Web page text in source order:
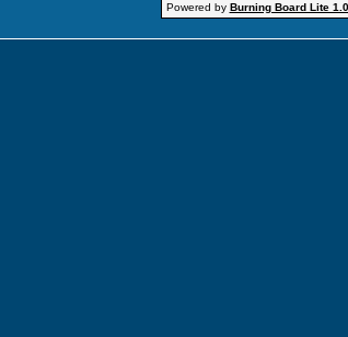
Powered by Burning Board Lite